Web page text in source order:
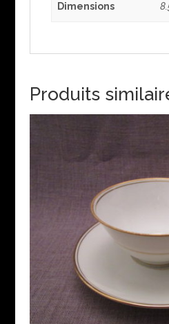
Dimensions
Produits